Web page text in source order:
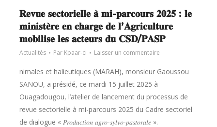
𝐑𝐞𝐯𝐮𝐞 𝐬𝐞𝐜𝐭𝐨𝐫𝐢𝐞𝐥𝐥𝐞 𝐚̀ 𝐦𝐢-𝐩𝐚𝐫𝐜𝐨𝐮𝐫𝐬 𝟐𝟎𝟐𝟓 : 𝐥𝐞
𝐦𝐢𝐧𝐢𝐬𝐭𝐞̀𝐫𝐞 𝐞𝐧 𝐜𝐡𝐚𝐫𝐠𝐞 𝐝𝐞 𝐥’𝐀𝐠𝐫𝐢𝐜𝐮𝐥𝐭𝐮𝐫𝐞
𝐦𝐨𝐛𝐢𝐥𝐢𝐬𝐞 𝐥𝐞𝐬 𝐚𝐜𝐭𝐞𝐮𝐫𝐬 𝐝𝐮 𝐂𝐒𝐃/𝐏𝐀𝐒𝐏
Actualités Par Kpaar-ci Laisser un commentaire
nimales et halieutiques (MARAH), monsieur Gaoussou
SANOU, a présidé, ce mardi 15 juillet 2025 à
Ouagadougou, l’atelier de lancement du processus de
revue sectorielle à mi-parcours 2025 du Cadre sectoriel
de dialogue « 𝑃𝑟𝑜𝑑𝑢𝑐𝑡𝑖𝑜𝑛 𝑎𝑔𝑟𝑜-𝑠𝑦𝑙𝑣𝑜-𝑝𝑎𝑠𝑡𝑜𝑟𝑎𝑙𝑒 ».